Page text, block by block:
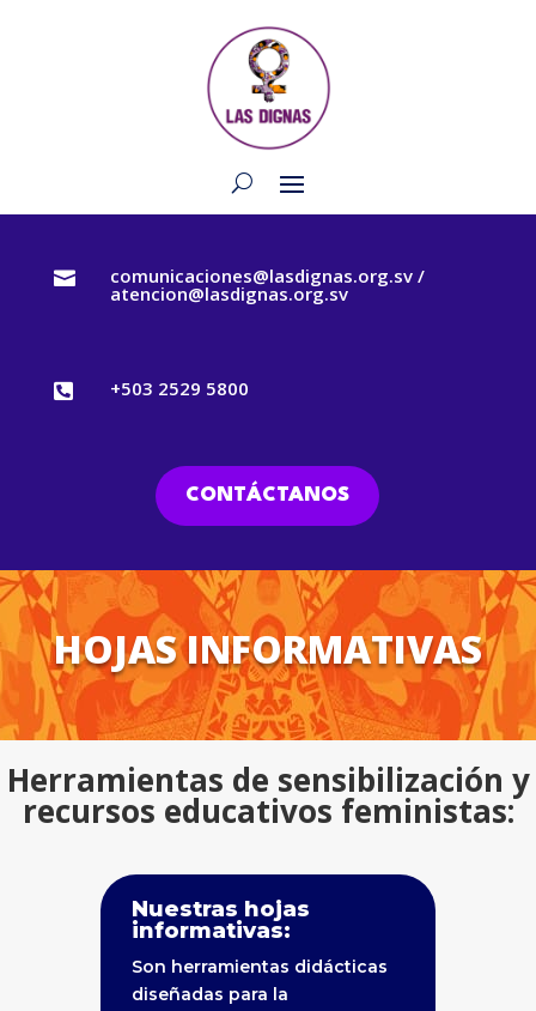
 comunicaciones@lasdignas.org.sv /
atencion@lasdignas.org.sv
 +503 2529 5800
CONTÁCTANOS
HOJAS INFORMATIVAS
Herramientas de sensibilización y
recursos educativos feministas:
Nuestras hojas
informativas:
Son herramientas didácticas
diseñadas para la